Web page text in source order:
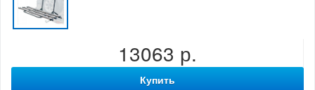
13063 р.
Купить